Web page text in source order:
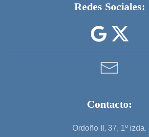
Redes Sociales:
Contacto:
Ordoño II, 37, 1º izda.